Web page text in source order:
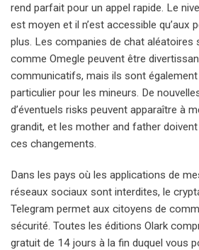
rend parfait pour un appel rapide. Le
est moyen et il n’est accessible qu’aux
plus. Les companies de chat aléatoires
comme Omegle peuvent être
communicatifs, mais ils sont également
particulier pour les mineurs. De
d’éventuels risks peuvent apparaître à
grandit, et les mother and father
ces changements.
Dans les pays où les applications de
réseaux sociaux sont interdites, le
Telegram permet aux citoyens de
sécurité. Toutes les éditions Olark
gratuit de 14 jours à la fin duquel vous